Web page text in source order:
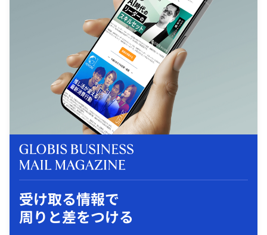
受け取る情報で
周りと差をつける